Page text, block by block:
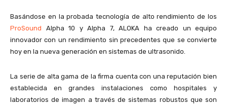
Basándose en la probada tecnología de alto rendimiento de los
ProSound Alpha 10 y Alpha 7, ALOKA ha creado un equipo
innovador con un rendimiento sin precedentes que se convierte
hoy en la nueva generación en sistemas de ultrasonido.
La serie de alta gama de la firma cuenta con una reputación bien
establecida en grandes instalaciones como hospitales y
laboratorios de imagen a través de sistemas robustos que son